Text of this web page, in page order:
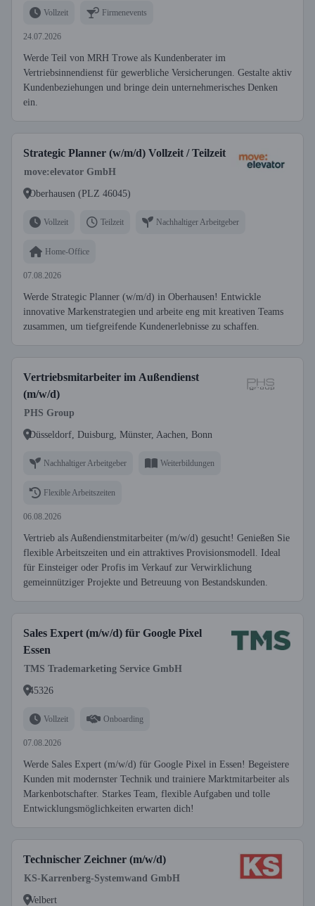
Vollzeit Firmenevents
24.07.2026
Werde Teil von MRH Trowe als Kundenberater im
Vertriebsinnendienst für gewerbliche Versicherungen. Gestalte aktiv
Kundenbeziehungen und bringe dein unternehmerisches Denken
ein.
Strategic Planner (w/m/d) Vollzeit / Teilzeit
move:elevator GmbH
Oberhausen (PLZ 46045)
Vollzeit Teilzeit Nachhaltiger Arbeitgeber
Home-Office
07.08.2026
Werde Strategic Planner (w/m/d) in Oberhausen! Entwickle
innovative Markenstrategien und arbeite eng mit kreativen Teams
zusammen, um tiefgreifende Kundenerlebnisse zu schaffen.
Vertriebsmitarbeiter im Außendienst
(m/w/d)
PHS Group
Düsseldorf, Duisburg, Münster, Aachen, Bonn
Nachhaltiger Arbeitgeber Weiterbildungen
Flexible Arbeitszeiten
06.08.2026
Vertrieb als Außendienstmitarbeiter (m/w/d) gesucht! Genießen Sie
flexible Arbeitszeiten und ein attraktives Provisionsmodell. Ideal
für Einsteiger oder Profis im Verkauf zur Verwirklichung
gemeinnütziger Projekte und Betreuung von Bestandskunden.
Sales Expert (m/w/d) für Google Pixel
Essen
TMS Trademarketing Service GmbH
45326
Vollzeit Onboarding
07.08.2026
Werde Sales Expert (m/w/d) für Google Pixel in Essen! Begeistere
Kunden mit modernster Technik und trainiere Marktmitarbeiter als
Markenbotschafter. Starkes Team, flexible Aufgaben und tolle
Entwicklungsmöglichkeiten erwarten dich!
Technischer Zeichner (m/w/d)
KS-Karrenberg-Systemwand GmbH
Velbert